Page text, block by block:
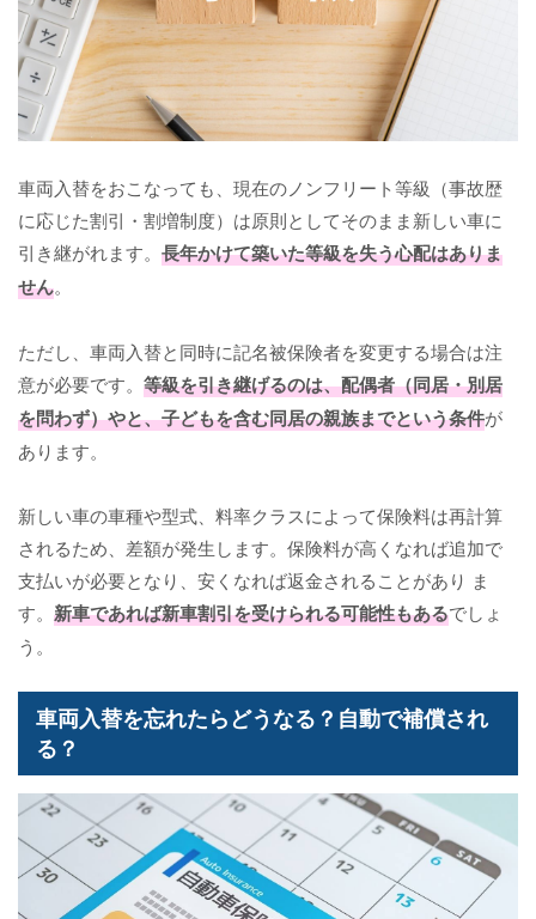
車両入替をおこなっても、現在のノンフリート等級（事故歴
に応じた割引・割増制度）は原則としてそのまま新しい車に
引き継がれます。 長年かけて築いた等級を失う心配はありま
せん。
ただし、車両入替と同時に記名被保険者を変更する場合は注
意が必要です。 等級を引き継げるのは、配偶者（同居・別居
を問わず）やと、子どもを含む同居の親族までという条件が
あります。
新しい車の車種や型式、料率クラスによって保険料は再計算
されるため、差額が発生します。保険料が高くなれば追加で
支払いが必要となり、安くなれば返金されることがあり ま
す。 新車であれば新車割引を受けられる可能性もあるでしょ
う。
車両入替を忘れたらどうなる？自動で補償され
る？